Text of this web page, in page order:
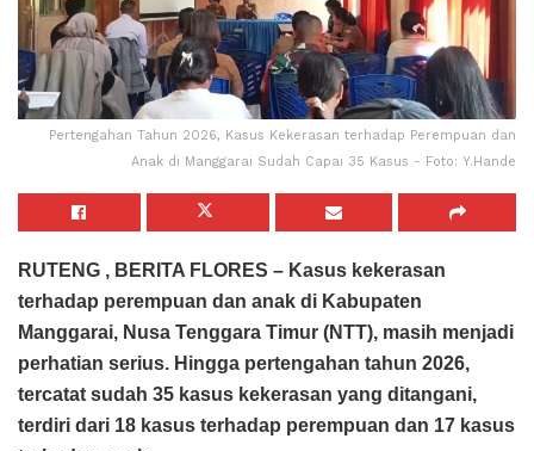
Pertengahan Tahun 2026, Kasus Kekerasan terhadap Perempuan dan
Anak di Manggarai Sudah Capai 35 Kasus - Foto: Y.Hande
RUTENG , BERITA FLORES – Kasus kekerasan
terhadap perempuan dan anak di Kabupaten
Manggarai, Nusa Tenggara Timur (NTT), masih menjadi
perhatian serius. Hingga pertengahan tahun 2026,
tercatat sudah 35 kasus kekerasan yang ditangani,
terdiri dari 18 kasus terhadap perempuan dan 17 kasus